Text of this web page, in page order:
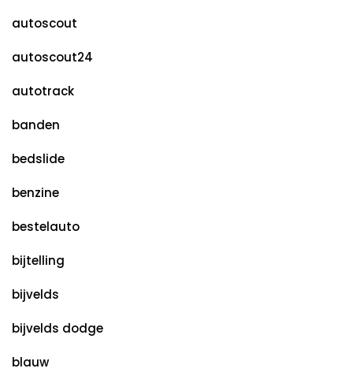
autoscout
autoscout24
autotrack
banden
bedslide
benzine
bestelauto
bijtelling
bijvelds
bijvelds dodge
blauw